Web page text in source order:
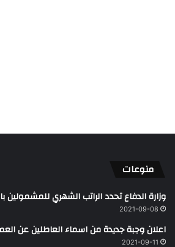
منوعات
وزارة الدفاع تحدد الراتب الشهري للمشمولين
2021-09-08
اعلان وجبة جديدة من اسماء العاطلين عن
2021-09-11